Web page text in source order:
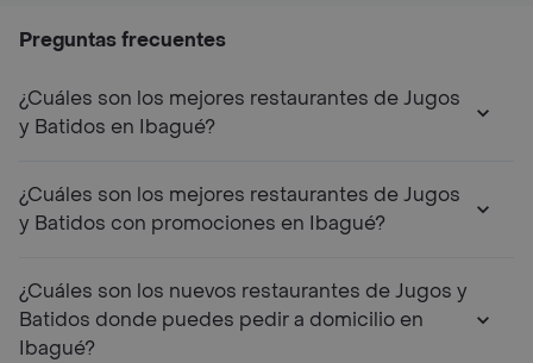
Preguntas frecuentes
¿Cuáles son los mejores restaurantes de Jugos
y Batidos en Ibagué?
¿Cuáles son los mejores restaurantes de Jugos
y Batidos con promociones en Ibagué?
¿Cuáles son los nuevos restaurantes de Jugos y
Batidos donde puedes pedir a domicilio en
Ibagué?